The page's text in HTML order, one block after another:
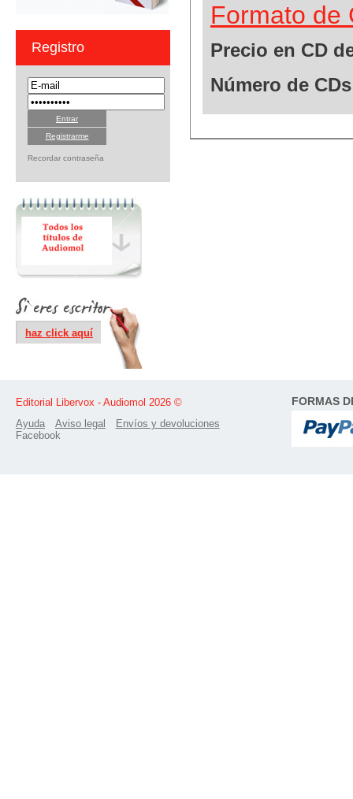
Registro
Registrarme
Recordar contraseña
haz click aquí
Formato de
Precio en CD
Número de
Editorial Libervox - Audiomol 2026 ©
Ayuda
Aviso legal
Envíos y devoluciones
Facebook
FORMAS